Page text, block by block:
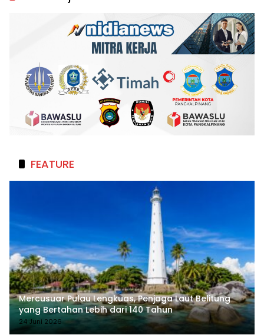
FEATURE
Mercusuar Pulau Lengkuas, Penjaga Laut Belitung
yang Bertahan Lebih dari 140 Tahun
24 Juni 2026